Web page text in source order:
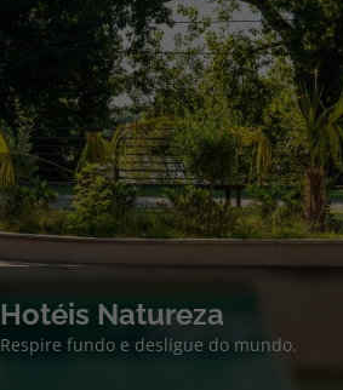
Hotéis Natureza
Respire fundo e desligue do mundo.